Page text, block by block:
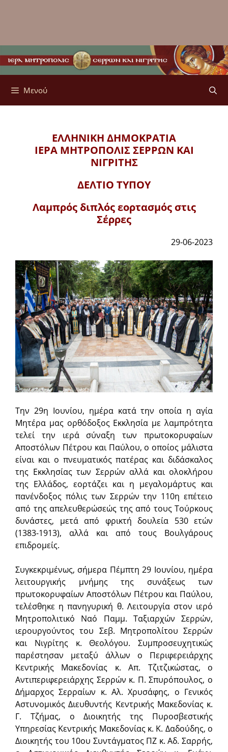
Μενού
ΕΛΛΗΝΙΚΗ ΔΗΜΟΚΡΑΤΙΑ
ΙΕΡΑ ΜΗΤΡΟΠΟΛΙΣΣΕΡΡΩΝ ΚΑΙ
ΝΙΓΡΙΤΗΣ
ΔΕΛΤΙΟ ΤΥΠΟΥ
Λαμπρός διπλός εορτασμός στις
Σέρρες
29-06-2023
Την 29η Ιουνίου, ημέρα κατά την οποία η αγία
Μητέρα μας ορθόδοξος Εκκλησία με λαμπρότητα
τελεί την ιερά σύναξη των πρωτοκορυφαίων
Αποστόλων Πέτρου και Παύλου, ο οποίος μάλιστα
είναι και ο πνευματικός πατέρας και διδάσκαλος
της Εκκλησίας των Σερρών αλλά και ολοκλήρου
της Ελλάδος, εορτάζει και η μεγαλομάρτυς και
πανένδοξος πόλις των Σερρών την 110η επέτειο
από της απελευθερώσεώς της από τους Τούρκους
δυνάστες, μετά από φρικτή δουλεία 530 ετών
(1383-1913), αλλά και από τους Βουλγάρους
επιδρομείς.
Συγκεκριμένως, σήμερα Πέμπτη 29 Ιουνίου, ημέρα
λειτουργικής μνήμης της συνάξεως των
πρωτοκορυφαίων Αποστόλων Πέτρου και Παύλου,
τελέσθηκε η πανηγυρική θ. Λειτουργία στον ιερό
Μητροπολιτικό Ναό Παμμ. Ταξιαρχών Σερρών,
ιερουργούντος του Σεβ. Μητροπολίτου Σερρών
και Νιγρίτης κ. Θεολόγου. Συμπροσευχητικώς
παρέστησαν μεταξύ άλλων ο Περιφερειάρχης
Κεντρικής Μακεδονίας κ. Απ. Τζιτζικώστας, o
Αντιπεριφερειάρχης Σερρών κ. Π. Σπυρόπουλος, ο
Δήμαρχος Σερραίων κ. Αλ. Χρυσάφης, ο Γενικός
Αστυνομικός Διευθυντής Κεντρικής Μακεδονίας κ.
Γ. Τζήμας, ο Διοικητής της Πυροσβεστικής
Υπηρεσίας Κεντρικής Μακεδονίας κ. Κ. Δαδούδης, ο
Διοικητής του 10ου Συντάγματος ΠΖ κ. Αδ. Σαρρής,